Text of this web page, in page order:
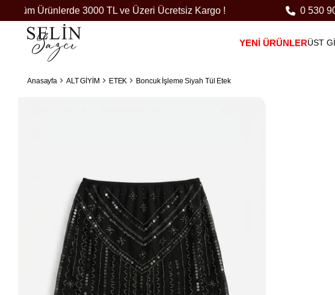
Tüm Ürünlerde 3000 TL ve Üzeri Ücretsiz Kargo ! 0 530
YENİ ÜRÜNLERÜST
Anasayfa ALT GİYİM ETEK Boncuk İşleme Siyah Tül Etek